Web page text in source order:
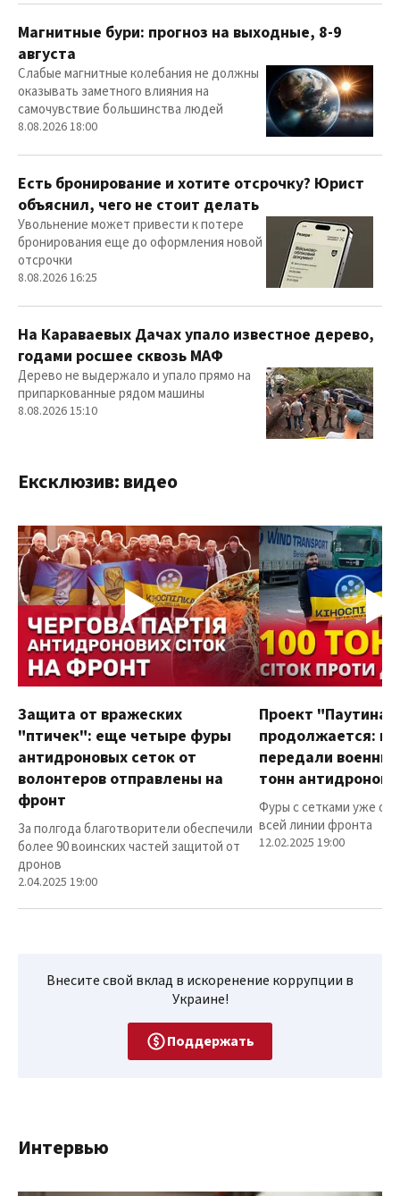
Магнитные бури: прогноз на выходные, 8-9
августа
Слабые магнитные колебания не должны
оказывать заметного влияния на
самочувствие большинства людей
8.08.2026 18:00
Есть бронирование и хотите отсрочку? Юрист
объяснил, чего не стоит делать
Увольнение может привести к потере
бронирования еще до оформления новой
отсрочки
8.08.2026 16:25
На Караваевых Дачах упало известное дерево,
годами росшее сквозь МАФ
Дерево не выдержало и упало прямо на
припаркованные рядом машины
8.08.2026 15:10
Ексклюзив: видео
Защита от вражеских
"птичек": еще четыре фуры
антидроновых сеток от
волонтеров отправлены на
фронт
За полгода благотворители обеспечили
более 90 воинских частей защитой от
дронов
2.04.2025 19:00
Проект "Паутина"
продолжается:
передали
тонн
Фуры с сетками уже
всей линии фронта
12.02.2025 19:00
Внесите свой вклад в искоренение коррупции в
Украине!
Поддержать
Интервью